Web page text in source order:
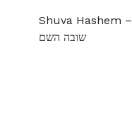
Shuva Hashem –
שובה השם